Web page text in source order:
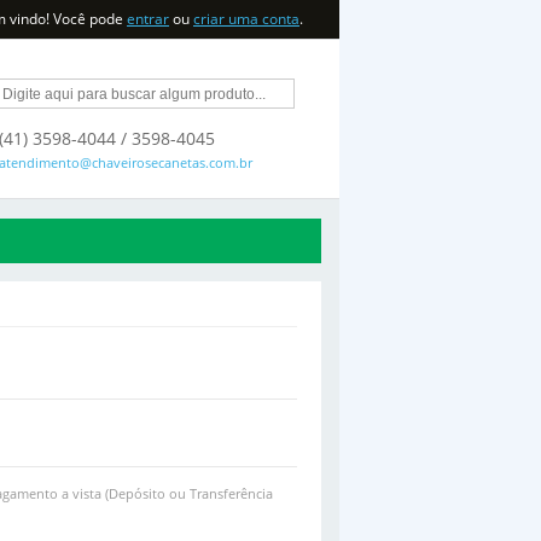
(41) 3598-4044 / 3598-4045
atendimento@chaveirosecanetas.com.br
vindo! Você pode entraroucriar uma conta.
a vista (Depósito ou Transferência